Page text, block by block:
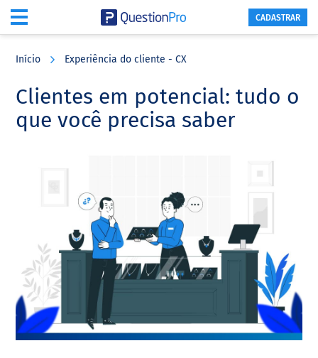
content
sidebar
CADASTRAR
Início Experiência do cliente - CX
Clientes em potencial: tudo o
que você precisa saber